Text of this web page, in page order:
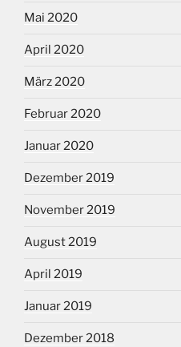
Mai 2020
April 2020
März 2020
Februar 2020
Januar 2020
Dezember 2019
November 2019
August 2019
April 2019
Januar 2019
Dezember 2018